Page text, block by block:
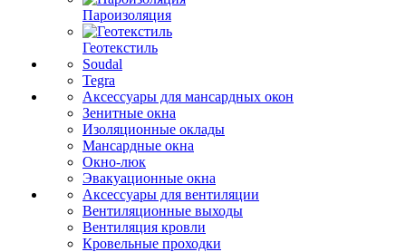
Пароизоляция
Геотекстиль
Soudal
Tegra
Аксессуары для мансардных окон
Зенитные окна
Изоляционные оклады
Мансардные окна
Окно-люк
Эвакуационные окна
Аксессуары для вентиляции
Вентиляционные выходы
Вентиляция кровли
Кровельные проходки